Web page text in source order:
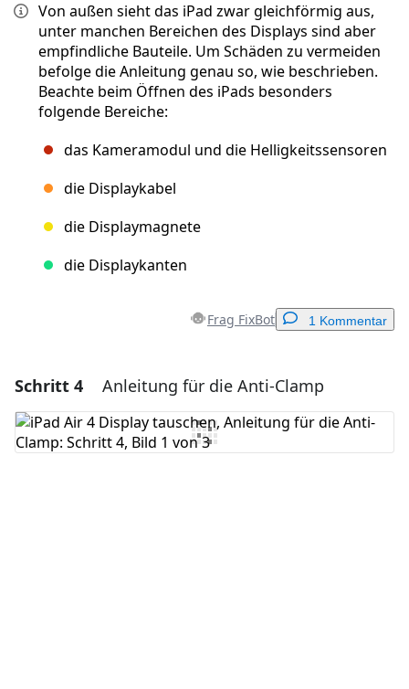
Von außen sieht das iPad zwar gleichförmig aus,
unter manchen Bereichen des Displays sind aber
empfindliche Bauteile. Um Schäden zu vermeiden
befolge die Anleitung genau so, wie beschrieben.
Beachte beim Öffnen des iPads besonders
folgende Bereiche:
das Kameramodul und die Helligkeitssensoren
die Displaykabel
die Displaymagnete
die Displaykanten
Frag FixBot 1 Kommentar
Einen Kommentar hinzufügen
Kommentar hinzufügen
Schritt 4 Anleitung für die Anti-Clamp